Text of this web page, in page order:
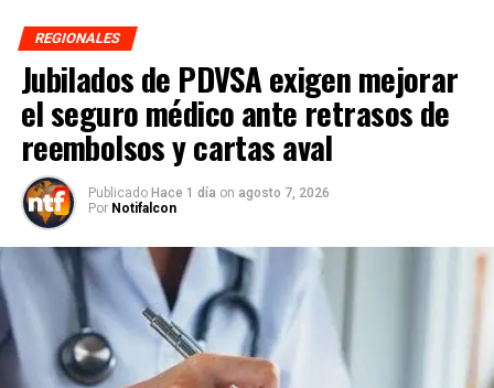
REGIONALES
Jubilados de PDVSA exigen mejorar
el seguro médico ante retrasos de
reembolsos y cartas aval
Publicado Hace 1 día on agosto 7, 2026
Por Notifalcon